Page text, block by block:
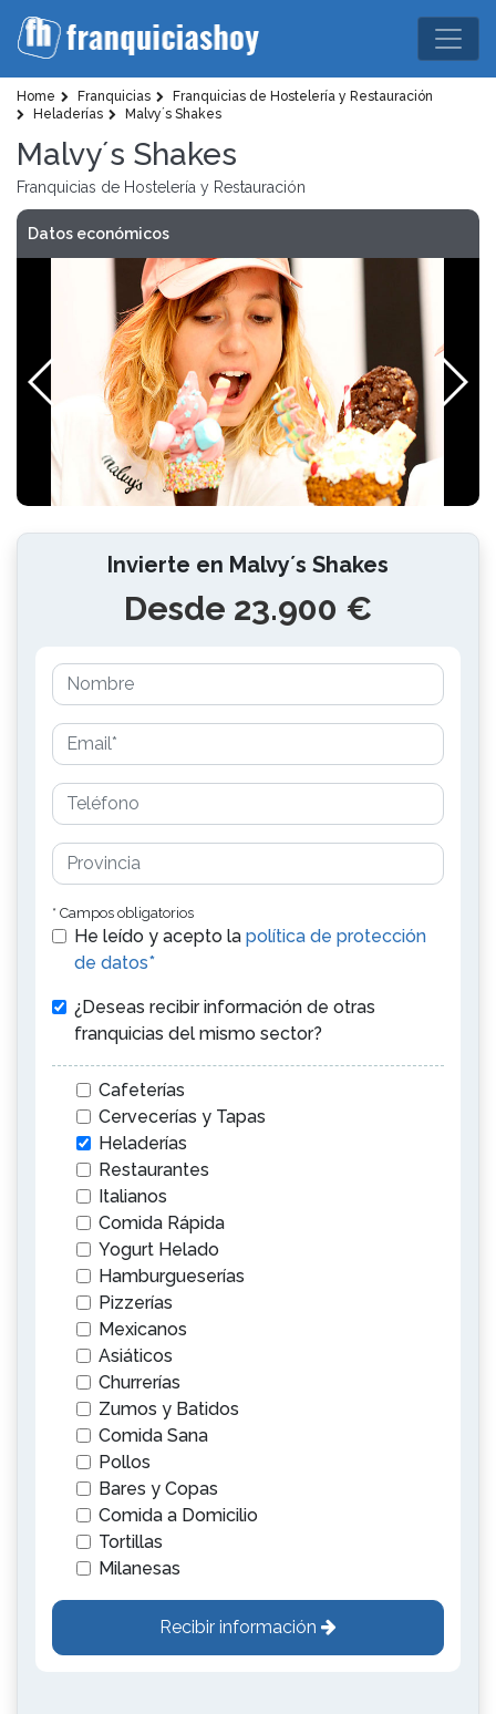
Home Franquicias
Franquicias de Hostelería y Restauración
Heladerías
Malvy´s Shakes
Malvy´s Shakes
Franquicias de Hostelería y Restauración
Datos económicos
Invierte en Malvy´s Shakes
Desde 23.900 €
* Campos obligatorios
He leído y acepto la política de protección
de datos*
¿Deseas recibir información de otras
franquicias del mismo sector?
Cafeterías
Cervecerías y Tapas
Heladerías
Restaurantes
Italianos
Comida Rápida
Yogurt Helado
Hamburgueserías
Pizzerías
Mexicanos
Asiáticos
Churrerías
Zumos y Batidos
Comida Sana
Pollos
Bares y Copas
Comida a Domicilio
Tortillas
Milanesas
Recibir información